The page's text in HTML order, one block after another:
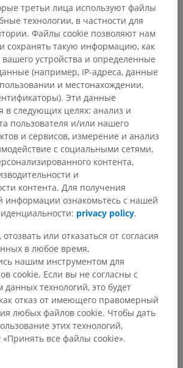
третьи лица используют файлы
технологии, в частности для
Файлы cookie позволяют нам
сохранять такую информацию, как
вашего устройства и определенные
(например, IP-адреса, данные
и местонахождении,
Эти данные
в следующих целях: анализ и
пользователя и/или нашего
и сервисов, измерение и анализ
с социальными сетями,
контента,
и
контента. Для получения
информации ознакомьтесь с нашей
privacy policy.
или отказаться от согласия
в любое время,
нашим инструментом для
cookie. Если вы не согласны с
данных технологий, это будет
отказ от имеющего правомерный
любых файлов cookie. Чтобы дать
этих технологий,
все файлы cookie».